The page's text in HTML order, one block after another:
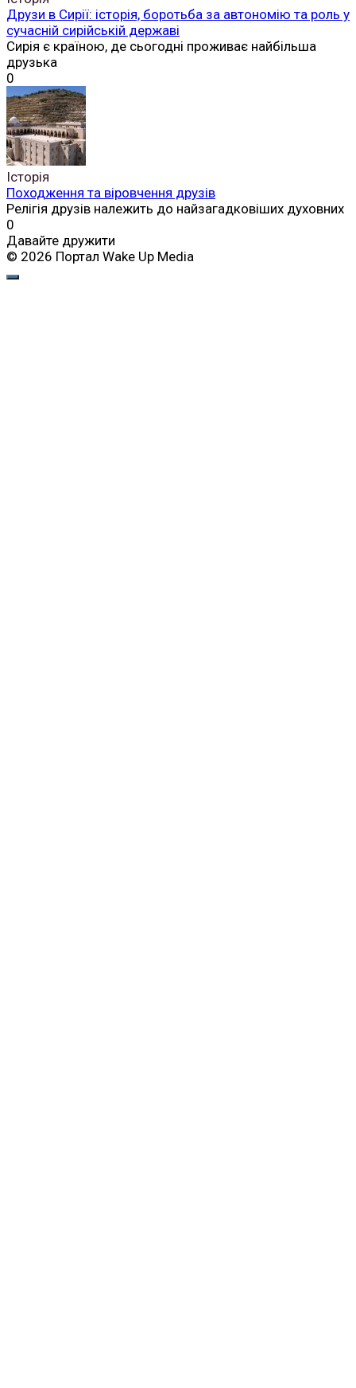
Друзи в Сирії: історія, боротьба за автономію та роль у
сучасній сирійській державі
Сирія є країною, де сьогодні проживає найбільша
друзька
0
Історія
Походження та віровчення друзів
Релігія друзів належить до найзагадковіших духовних
0
Давайте дружити
© 2026 Портал Wake Up Media